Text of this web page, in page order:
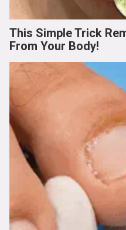
This Simple Trick
From Your Body!